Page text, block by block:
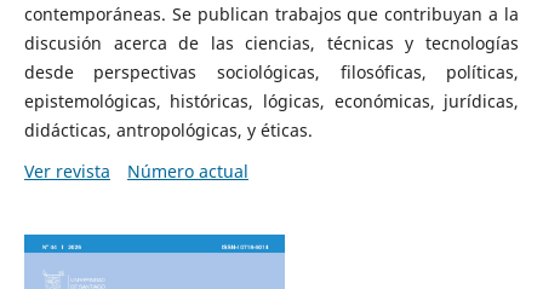
contemporáneas. Se publican trabajos que contribuyan a la
discusión acerca de las ciencias, técnicas y tecnologías
desde perspectivas sociológicas, filosóficas, políticas,
epistemológicas, históricas, lógicas, económicas, jurídicas,
didácticas, antropológicas, y éticas.
Ver revista
Número actual